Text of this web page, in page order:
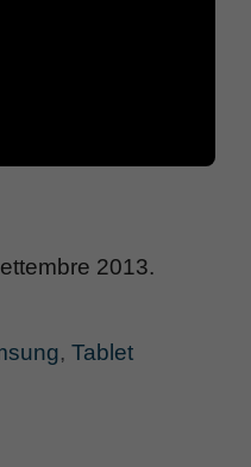
2013.
,Tablet